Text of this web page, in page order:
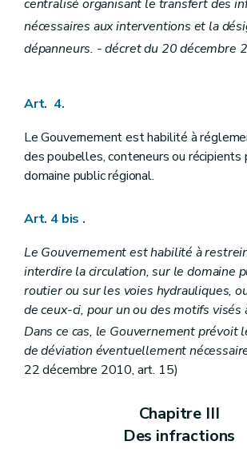
centralisé organisant le transfert des
nécessaires aux interventions et la
dépanneurs. - décret du 20 décembre
Art. 4.
Le Gouvernement est habilité à
des poubelles, conteneurs ou récipients
domaine public régional.
Art. 4 bis .
Le Gouvernement est habilité à
interdire la circulation, sur le domaine
routier ou sur les voies hydrauliques,
de ceux-ci, pour un ou des motifs visés
Dans ce cas, le Gouvernement prévoit
de déviation éventuellement
22 décembre 2010, art. 15)
Chapitre III
Des infractions